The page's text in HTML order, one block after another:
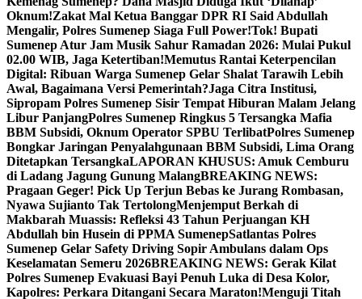
Oknum!Zakat Mal Ketua Banggar DPR RI Said Abdullah
Mengalir, Polres Sumenep Siaga Full Power!Tok! Bupati
Sumenep Atur Jam Musik Sahur Ramadan 2026: Mulai Pukul
02.00 WIB, Jaga Ketertiban!Memutus Rantai Keterpencilan
Digital: Ribuan Warga Sumenep Gelar Shalat Tarawih Lebih
Awal, Bagaimana Versi Pemerintah?Jaga Citra Institusi,
Sipropam Polres Sumenep Sisir Tempat Hiburan Malam Jelang
Libur PanjangPolres Sumenep Ringkus 5 Tersangka Mafia
BBM Subsidi, Oknum Operator SPBU TerlibatPolres Sumenep
Bongkar Jaringan Penyalahgunaan BBM Subsidi, Lima Orang
Ditetapkan TersangkaLAPORAN KHUSUS: Amuk Cemburu
di Ladang Jagung Gunung MalangBREAKING NEWS:
Pragaan Geger! Pick Up Terjun Bebas ke Jurang Rombasan,
Nyawa Sujianto Tak TertolongMenjemput Berkah di
Makbarah Muassis: Refleksi 43 Tahun Perjuangan KH
Abdullah bin Husein di PPMA SumenepSatlantas Polres
Sumenep Gelar Safety Driving Sopir Ambulans dalam Ops
Keselamatan Semeru 2026BREAKING NEWS: Gerak Kilat
Polres Sumenep Evakuasi Bayi Penuh Luka di Desa Kolor,
Kapolres: Perkara Ditangani Secara Maraton!Menguji Titah